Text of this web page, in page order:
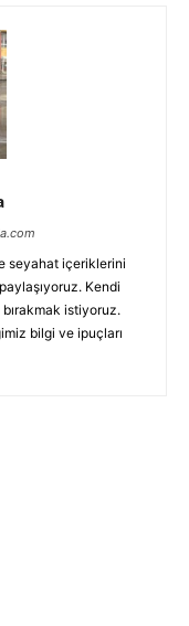
seyahat içeriklerini
Kendi
istiyoruz.
bilgi ve ipuçları